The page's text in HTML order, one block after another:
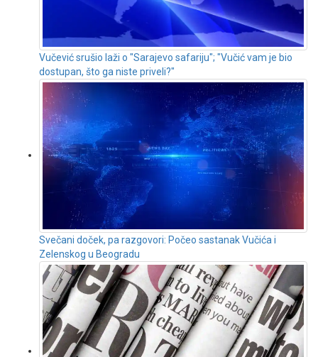
Vučević srušio laži o "Sarajevo safariju"; "Vučić vam je bio
dostupan, što ga niste priveli?"
Svečani doček, pa razgovori: Počeo sastanak Vučića i
Zelenskog u Beogradu